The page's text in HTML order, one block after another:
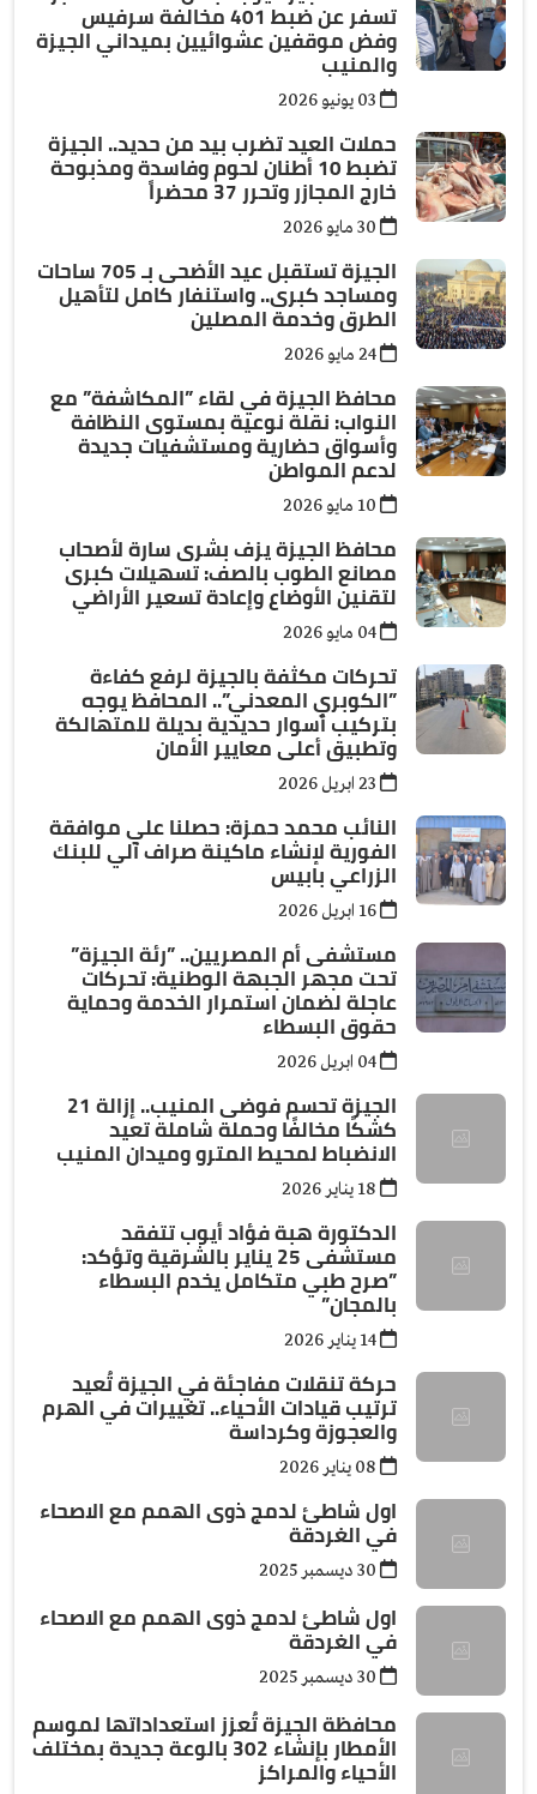
تسفر عن ضبط 401 مخالفة سرفيس
وفض موقفين عشوائيين بميداني الجيزة
والمنيب
حملات العيد تضرب بيد من حديد.. الجيزة
تضبط 10 أطنان لحوم وفاسدة ومذبوحة
خارج المجازر وتحرر 37 محضراً
الجيزة تستقبل عيد الأضحى بـ 705 ساحات
ومساجد كبرى.. واستنفار كامل لتأهيل
الطرق وخدمة المصلين
محافظ الجيزة في لقاء ”المكاشفة” مع
النواب: نقلة نوعية بمستوى النظافة
وأسواق حضارية ومستشفيات جديدة
لدعم المواطن
محافظ الجيزة يزف بشرى سارة لأصحاب
مصانع الطوب بالصف: تسهيلات كبرى
لتقنين الأوضاع وإعادة تسعير الأراضي
تحركات مكثفة بالجيزة لرفع كفاءة
”الكوبري المعدني”.. المحافظ يوجه
بتركيب أسوار حديدية بديلة للمتهالكة
وتطبيق أعلى معايير الأمان
النائب محمد حمزة: حصلنا علي موافقة
الفورية لإنشاء ماكينة صراف آلي للبنك
الزراعي بابيس
مستشفى أم المصريين.. ”رئة الجيزة”
تحت مجهر الجبهة الوطنية: تحركات
عاجلة لضمان استمرار الخدمة وحماية
حقوق البسطاء
الجيزة تحسم فوضى المنيب.. إزالة 21
كشكًا مخالفًا وحملة شاملة تعيد
الانضباط لمحيط المترو وميدان المنيب
الدكتورة هبة فؤاد أيوب تتفقد
مستشفى 25 يناير بالشرقية وتؤكد:
”صرح طبي متكامل يخدم البسطاء
بالمجان”
حركة تنقلات مفاجئة في الجيزة تُعيد
ترتيب قيادات الأحياء.. تغييرات في الهرم
والعجوزة وكرداسة
اول شاطئ لدمج ذوى الهمم مع الاصحاء
في الغردقة
اول شاطئ لدمج ذوى الهمم مع الاصحاء
في الغردقة
محافظة الجيزة تُعزز استعداداتها لموسم
الأمطار بإنشاء 302 بالوعة جديدة بمختلف
الأحياء والمراكز